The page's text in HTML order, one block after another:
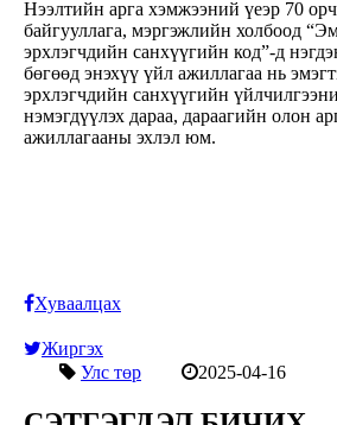
Нээлтийн арга хэмжээний үеэр 70
байгууллага, мэргэжлийн холбоод
эрхлэгчдийн санхүүгийн код”-д
бөгөөд энэхүү үйл ажиллагаа нь
эрхлэгчдийн санхүүгийн
нэмэгдүүлэх дараа, дараагийн олон
ажиллагааны эхлэл юм.
Хуваалцах
Жиргэх
Улс төр
2025-04-16